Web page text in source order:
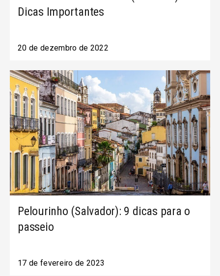
Dicas Importantes
20 de dezembro de 2022
Pelourinho (Salvador): 9 dicas para o
passeio
17 de fevereiro de 2023